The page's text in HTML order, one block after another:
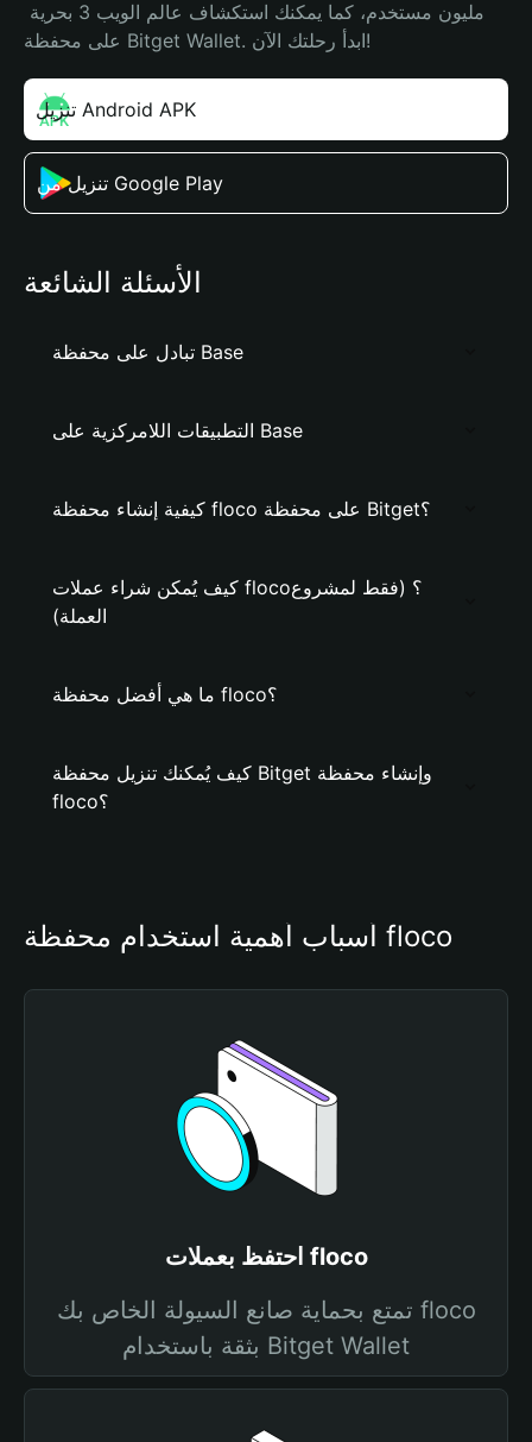
على محفظة Bitget Wallet. ابدأ رحلتك الآن!
تنزيل Android APK
تنزيل من Google Play
الأسئلة الشائعة
تبادل على محفظة Base
التطبيقات اللامركزية على Base
كيفية إنشاء محفظة floco على محفظة Bitget؟
كيف يُمكن شراء عملات floco؟ (فقط لمشروع
العملة)
ما هي أفضل محفظة floco؟
كيف يُمكنك تنزيل محفظة Bitget وإنشاء محفظة
floco؟
أسباب أهمية استخدام محفظة floco
احتفظ بعملات floco
تمتع بحماية صانع السيولة الخاص بك floco
بثقة باستخدام Bitget Wallet